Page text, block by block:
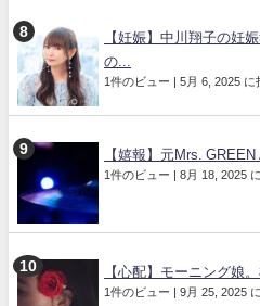
【妊娠】中川翔子の妊
の...
1件のビュー | 5月 6, 2025 に
【嬉報】元Mrs.
1件のビュー | 8月 18, 2025
【心配】モーニング娘
1件のビュー | 9月 25, 2025